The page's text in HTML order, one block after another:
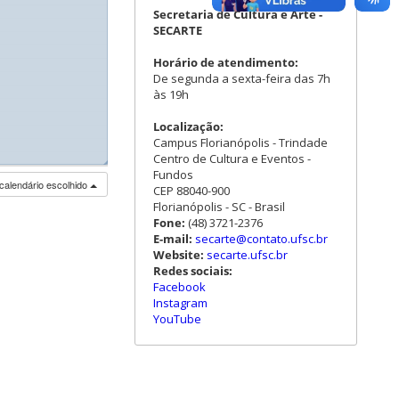
◢
escolhido
Secretaria de Cultura e Arte -
SECARTE
Horário de atendimento:
De segunda a sexta-feira das 7h
às 19h
Localização:
Campus Florianópolis - Trindade
Centro de Cultura e Eventos -
Fundos
CEP 88040-900
Florianópolis - SC - Brasil
Fone: (48) 3721-2376
E-mail: secarte@contato.ufsc.br
Website: secarte.ufsc.br
Redes sociais:
Facebook
Instagram
YouTube